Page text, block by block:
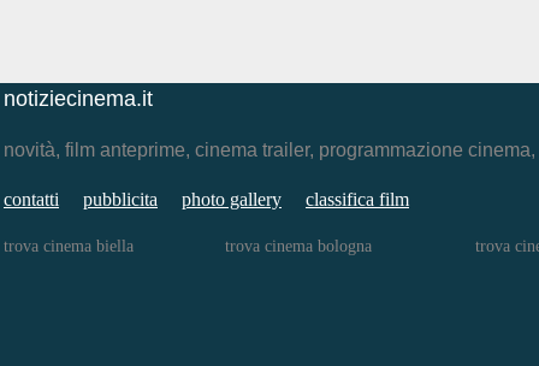
notiziecinema.it
novità, film anteprime, cinema trailer, programmazione
contatti pubblicita photo gallery classifica film
trova cinema biella trova cinema bologna trova